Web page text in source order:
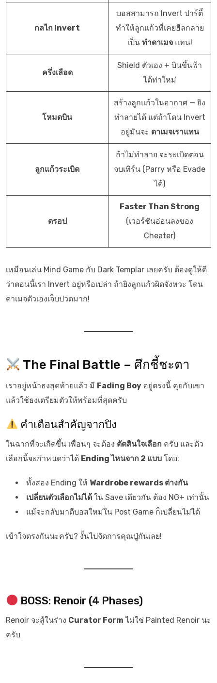
กลไก Invert
บอสสามารถ Invert ปาร์ตี้
ทำให้ลูกแก้วที่เคยฮีลกลาย
เป็น ทำดาเมจแทน!
ครึ่งเลือด
Shield ตัวเอง + บินขึ้นฟ้า
ได้ท่าใหม่
โหมดบิน
สร้างลูกแก้วในอากาศ — ยิง
ทำลายได้ แต่ถ้าโดน Invert
อยู่มันจะ ดาเมจเราแทน
ลูกแก้วระเบิด
ถ้าไม่ทำลาย จะระเบิดตอน
จบเทิร์น (Parry หรือ Evade
ได้)
ดรอป
Faster Than Strong
(เวอร์ชันอ่อนลงของ
Cheater)
เหมือนเล่น Mind Game กับ Dark Templar เลยครับ ต้องดูให้ดี
ว่าตอนนี้เรา Invert อยู่หรือเปล่า ถ้ายิงลูกแก้วผิดจังหวะ โดน
ดาเมจตัวเองเจ็บปวดมาก!
The Final Battle – ศึกชี้ชะตา
เราอยู่หน้าธงสุดท้ายแล้ว มี Fading Boy อยู่ตรงนี้ คุยกับเขา
แล้วใช้ธงเตรียมตัวให้พร้อมที่สุดครับ
คำเตือนสำคัญจากปิง
ในฉากที่จะเกิดขึ้น เพื่อนๆ จะต้อง ตัดสินใจเลือก ครับ และตัว
เลือกนี้จะกำหนดว่าได้ Ending ไหนจาก 2 แบบ โดย:
ทั้งสอง Ending ให้ Wardrobe rewards ต่างกัน
เปลี่ยนตัวเลือกไม่ได้ ใน Save เดียวกัน ต้อง NG+ เท่านั้น
แม้จะกลับมาตีบอสใหม่ใน Post Game ก็เปลี่ยนไม่ได้
เข้าใจตรงกันนะครับ? งั้นไปจัดการคุณปู่กันเลย!
BOSS: Renoir (4 Phases)
Renoir จะสู้ในร่าง Curator Form ไม่ใช่ Painted Renoir นะ
ครับ